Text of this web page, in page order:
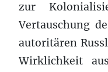
zur
Vertauschung
autoritären
Wirklichkeit